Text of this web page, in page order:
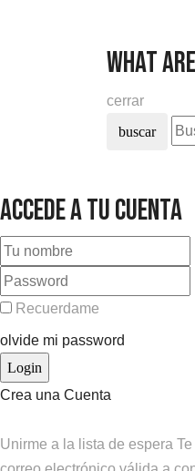
what
cerrar
buscar
Accede a tu cuenta
Recuerdame
olvide mi password
Crea una Cuenta
Unirme a la lista de espera